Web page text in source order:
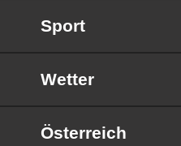
Sport
Wetter
Österreich